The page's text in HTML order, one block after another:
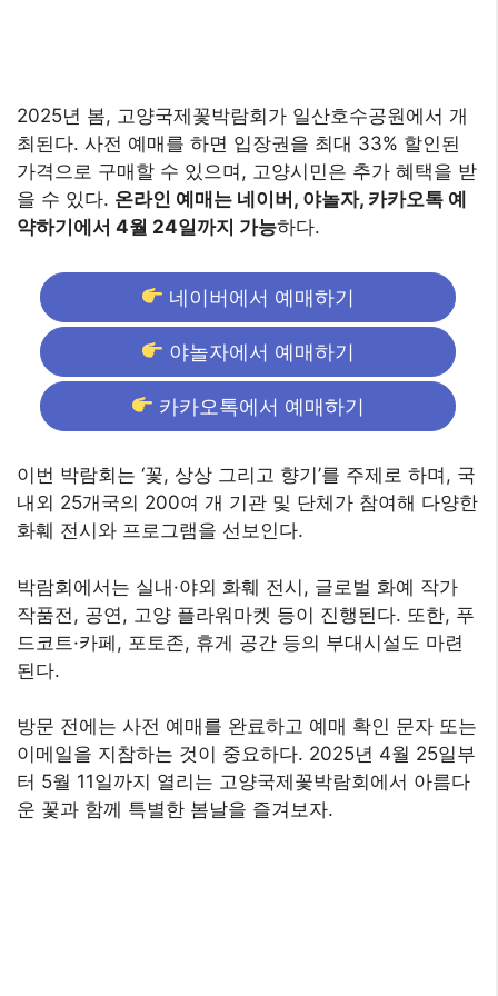
2025년 봄, 고양국제꽃박람회가 일산호수공원에서 개
최된다. 사전 예매를 하면 입장권을 최대 33% 할인된
가격으로 구매할 수 있으며, 고양시민은 추가 혜택을 받
을 수 있다. 온라인 예매는 네이버, 야놀자, 카카오톡 예
약하기에서 4월 24일까지 가능하다.
네이버에서 예매하기
야놀자에서 예매하기
카카오톡에서 예매하기
이번 박람회는 ‘꽃, 상상 그리고 향기’를 주제로 하며, 국
내외 25개국의 200여 개 기관 및 단체가 참여해 다양한
화훼 전시와 프로그램을 선보인다.
박람회에서는 실내·야외 화훼 전시, 글로벌 화예 작가
작품전, 공연, 고양 플라워마켓 등이 진행된다. 또한, 푸
드코트·카페, 포토존, 휴게 공간 등의 부대시설도 마련
된다.
방문 전에는 사전 예매를 완료하고 예매 확인 문자 또는
이메일을 지참하는 것이 중요하다. 2025년 4월 25일부
터 5월 11일까지 열리는 고양국제꽃박람회에서 아름다
운 꽃과 함께 특별한 봄날을 즐겨보자.